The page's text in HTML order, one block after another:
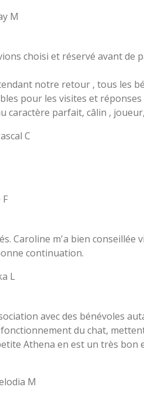
choisi et réservé avant de
notre retour , tous les
pour les visites et réponses
caractère parfait, câlin ,
Caroline m'a bien conseillée
continuation.
avec des bénévoles
fonctionnement du chat,
Athena en est un très bon